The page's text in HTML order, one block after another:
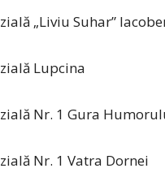
„Liviu Suhar”
Lupcina
Nr. 1 Gura
Nr. 1 Vatra Dornei